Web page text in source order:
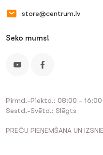
store@centrum.lv
Seko mums!
Pirmd.-Piektd.: 08:00 - 16:00
Sestd.-Svētd.: Slēgts
PREČU PIEŅEMŠANA UN